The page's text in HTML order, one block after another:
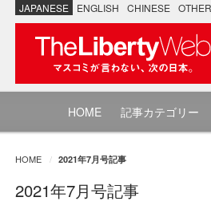
JAPANESE ENGLISH CHINESE
HOME 記事カテゴリー
HOME 2021年7月号記事
2021年7月号記事